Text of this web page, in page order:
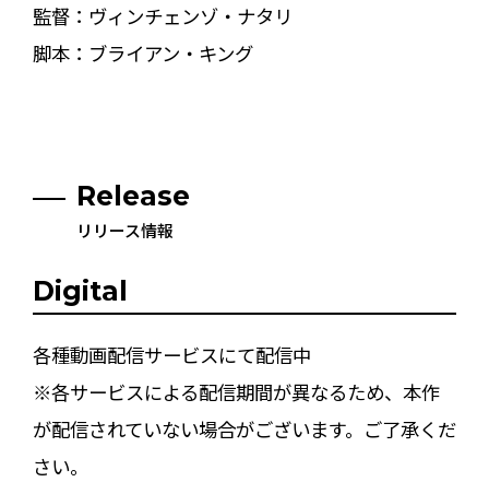
監督：ヴィンチェンゾ・ナタリ
脚本：ブライアン・キング
Release
リリース情報
Digital
各種動画配信サービスにて配信中
※各サービスによる配信期間が異なるため、本作
が配信されていない場合がございます。ご了承くだ
さい。